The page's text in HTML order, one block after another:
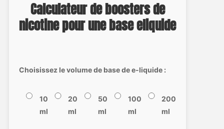
Calculateur de boosters de
nicotine pour une base eliquide
Choisissez le volume de base de e-liquide :
10
ml
20
ml
50
ml
100
ml
200
ml